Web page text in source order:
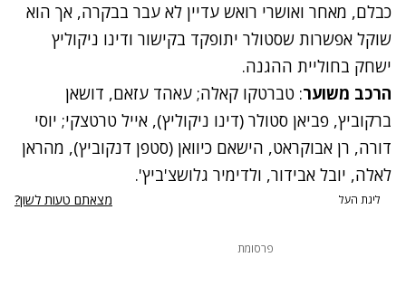
כבלם, מאחר ואושרי רואש עדיין לא עבר בבקרה, אך הוא
שוקל אפשרות שסטולר יתופקד בקישור ודינו ניקוליץ
ישחק בחוליית ההגנה.
הרכב משוער: טברטקו קאלה; עאהד עזאם, דושאן
ברקוביץ, פביאן סטולר (דינו ניקוליץ), אייל טרטצקי; יוסי
דורה, רן אבוקראט, הישאם כיוואן (סטפן דנקוביץ), מהראן
לאלה, יובל אבידור, ולדימיר גלושצ'ביץ'.
ליגת העל מצאתם טעות לשון?
פרסומת